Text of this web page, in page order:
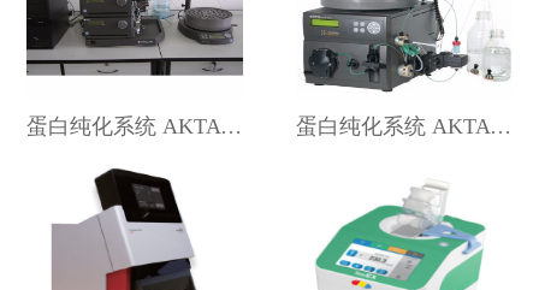
蛋白纯化系统 AKTA FPLC 蛋白纯化系统 AKTA Prime Plus